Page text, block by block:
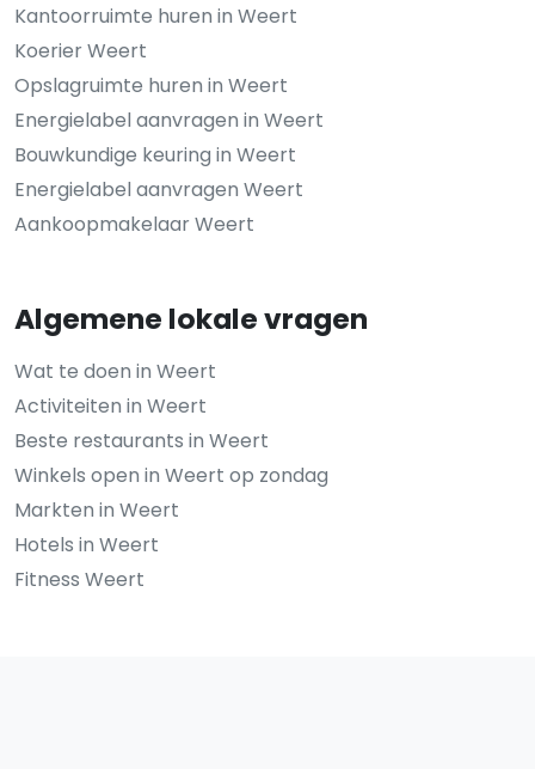
Kantoorruimte huren in Weert
Koerier Weert
Opslagruimte huren in Weert
Energielabel aanvragen in Weert
Bouwkundige keuring in Weert
Energielabel aanvragen Weert
Aankoopmakelaar Weert
Algemene lokale vragen
Wat te doen in Weert
Activiteiten in Weert
Beste restaurants in Weert
Winkels open in Weert op zondag
Markten in Weert
Hotels in Weert
Fitness Weert